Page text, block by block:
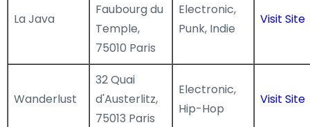
La Java
Faubourg du
Temple,
75010 Paris
Electronic,
Punk, Indie
Visit Site
Wanderlust
32 Quai
d'Austerlitz,
75013 Paris
Electronic,
Hip-Hop
Visit Site